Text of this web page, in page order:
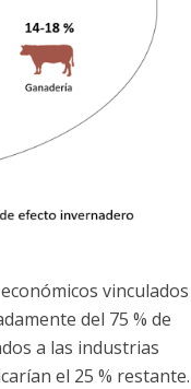
vinculados
del 75 % de
a las industrias
el 25 % restante.